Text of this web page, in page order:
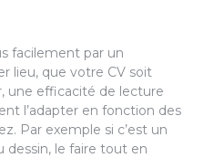
facilement par un
lieu, que votre CV soit
une efficacité de lecture
l’adapter en fonction des
Par exemple si c’est un
dessin, le faire tout en